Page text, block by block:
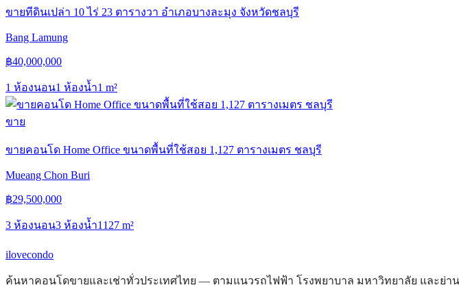
ขายทีดินเปล่า 10 ไร่ 23 ตารางวา อำเภอบางละมุง จังหวัดชลบุรี
Bang Lamung
฿40,000,000
1 ห้องนอน1 ห้องน้ำ1 m²
ขาย
ขายคอนโด Home Office ขนาดพื้นที่ใช้สอย 1,127 ตารางเมตร ชลบุรี
Mueang Chon Buri
฿29,500,000
3 ห้องนอน3 ห้องน้ำ1127 m²
ilovecondo
ค้นหาคอนโดขายและเช่าทั่วประเทศไทย — ตามแนวรถไฟฟ้า โรงพยาบาล มหาวิทยาลัย และย่า